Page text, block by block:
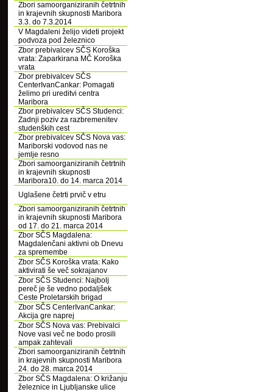
Zbori samoorganiziranih četrtnih
in krajevnih skupnosti Maribora
3.3. do 7.3.2014
V Magdaleni želijo videti projekt
podvoza pod železnico
Zbor prebivalcev SČS Koroška
vrata: Zaparkirana MČ Koroška
vrata
Zbor prebivalcev SČS
CenterIvanCankar: Pomagati
želimo pri ureditvi centra
Maribora
Zbor prebivalcev SČS Studenci:
Zadnji poziv za razbremenitev
studenških cest
Zbor prebivalcev SČS Nova vas:
Mariborski vodovod nas ne
jemlje resno
Zbori samoorganiziranih četrtnih
in krajevnih skupnosti
Maribora10. do 14. marca 2014
Uglašene četrti prvič v etru
Zbori samoorganiziranih četrtnih
in krajevnih skupnosti Maribora
od 17. do 21. marca 2014
Zbor SČS Magdalena:
Magdalenčani aktivni ob Dnevu
za spremembe
Zbor SČS Koroška vrata: Kako
aktivirati še več sokrajanov
Zbor SČS Studenci: Najbolj
pereč je še vedno podaljšek
Ceste Proletarskih brigad
Zbor SČS CenterIvanCankar:
Akcija gre naprej
Zbor SČS Nova vas: Prebivalci
Nove vasi več ne bodo prosili
ampak zahtevali
Zbori samoorganiziranih četrtnih
in krajevnih skupnosti Maribora
24. do 28. marca 2014
Zbor SČS Magdalena: O križanju
železnice in Ljubljanske ulice